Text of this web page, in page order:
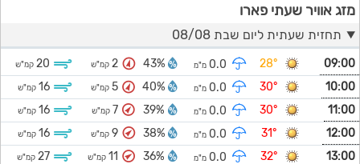
מזג אוויר שעתי פארו
תחזית שעתית ליום שבת 08/08
09:00
28° מ"מ 43%
2 קמ"ש 20 קמ"ש
10:00
30° מ"מ 40%
5 קמ"ש 16 קמ"ש
11:00
30° מ"מ 39%
7 קמ"ש 16 קמ"ש
12:00
31° מ"מ 38%
9 קמ"ש 16 קמ"ש
13:00
32° מ"מ 36%
11 קמ"ש 27 קמ"ש